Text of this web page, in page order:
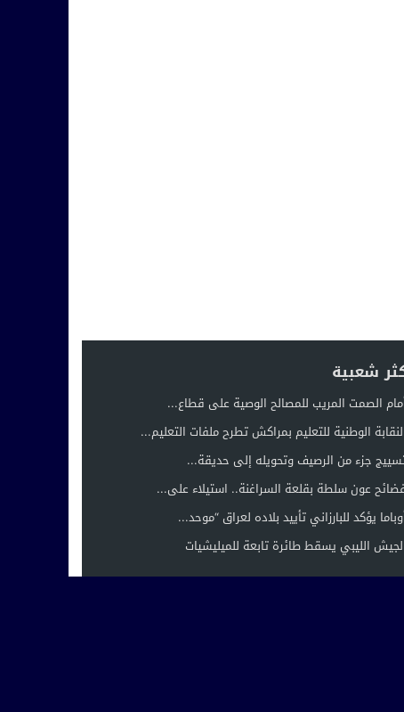
شعبية
الصمت المريب للمصالح الوصية على قطاع...
الوطنية للتعليم بمراكش تطرح ملفات التعليم...
جزء من الرصيف وتحويله إلى حديقة...
عون سلطة بقلعة السراغنة.. استيلاء على...
يؤكد للبارزاني تأييد بلاده لعراق “موحد...
الليبي يسقط طائرة تابعة للميليشيات